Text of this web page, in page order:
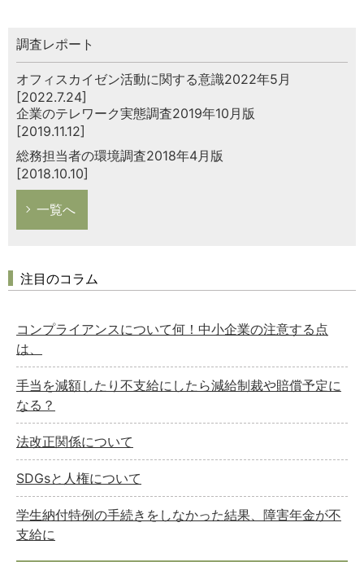
調査レポート
オフィスカイゼン活動に関する意識2022年5月
[2022.7.24]
企業のテレワーク実態調査2019年10月版
[2019.11.12]
総務担当者の環境調査2018年4月版
[2018.10.10]
一覧へ
注目のコラム
コンプライアンスについて何！中小企業の注意する点
は、
手当を減額したり不支給にしたら減給制裁や賠償予定に
なる？
法改正関係について
SDGsと人権について
学生納付特例の手続きをしなかった結果、障害年金が不
支給に